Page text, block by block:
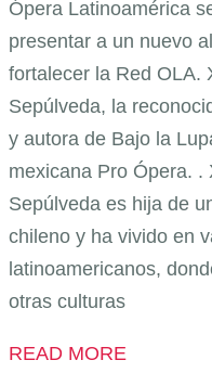
Ópera Latinoamérica
presentar a un nuevo
fortalecer la Red OLA.
Sepúlveda, la
y autora de Bajo la
mexicana Pro Ópera. .
Sepúlveda es hija de
chileno y ha vivido en
latinoamericanos,
otras culturas
READ MORE